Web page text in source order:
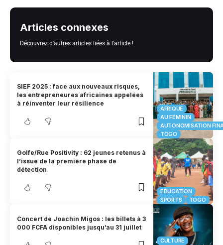
Articles connexes
Découvrez d'autres articles liées à l'article !
AFRIQUE
AU FÉMININ
AUTONOMISATION
TOGO
SIEF 2025 : face aux nouveaux risques,
les entrepreneures africaines appelées
à réinventer leur résilience
EDUCATION
SPORTS
TOGO
Golfe/Rue Positivity : 62 jeunes retenus à
l’issue de la première phase de
détection
CULTURE
Concert de Joachin Migos : les billets à 3
000 FCFA disponibles jusqu’au 31 juillet